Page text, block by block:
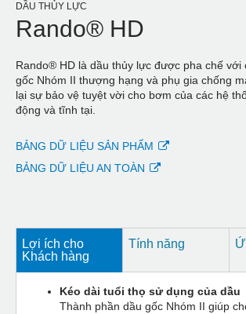
DẦU THỦY LỰC
Rando® HD
Rando® HD là dầu thủy lực được pha chế với
gốc Nhóm II thượng hạng và phụ gia chống
lại sự bảo vệ tuyệt vời cho bơm của các hệ
động và tĩnh tại.
BẢNG DỮ LIỆU SẢN PHẨM
BẢNG DỮ LIỆU AN TOÀN
Lợi ích cho
Khách hàng
Tính năng
Kéo dài tuổi thọ sử dụng của dầu
Thành phần dầu gốc Nhóm II giúp